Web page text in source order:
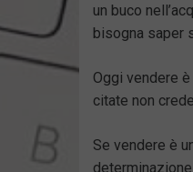
un buco
bisogna saper
Oggi vendere
citate non
Se vendere è